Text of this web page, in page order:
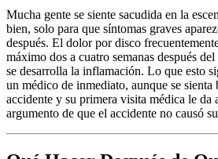
Mucha gente se siente sacudida en la
bien, solo para que síntomas graves
después. El dolor por disco
máximo dos a cuatro semanas después
se desarrolla la inflamación. Lo que esto
un médico de inmediato, aunque se
accidente y su primera visita médica le da
argumento de que el accidente no causó